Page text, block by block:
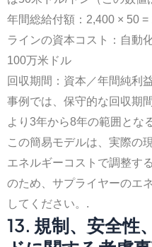
年間総給付額：2,400 × 50
ラインの資本コスト：自動
100万米ドル
回収期間：資本／年間純利
事例では、保守的な回収期
より3年から8年の範囲とな
この簡易モデルは、実際の
エネルギーコストで調整す
のため、サプライヤーのエ
してください。.
13. 規制、安全性